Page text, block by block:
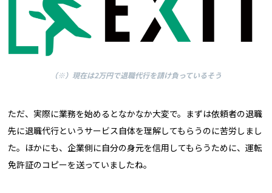
（※）現在は2万円で退職代行を請け負っているそう
ただ、実際に業務を始めるとなかなか大変で。まずは依頼者の退職
先に退職代行というサービス自体を理解してもらうのに苦労しまし
た。ほかにも、企業側に自分の身元を信用してもらうために、運転
免許証のコピーを送っていましたね。